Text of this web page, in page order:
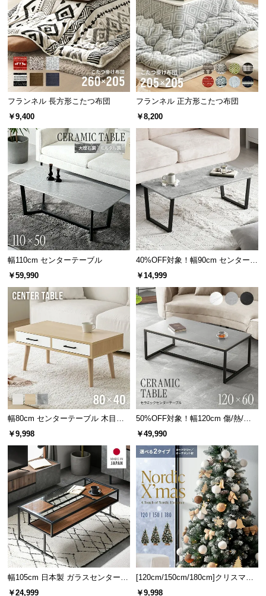
企
業
情
報
o.,
フランネル 長方形こたつ布団
￥9,400
フランネル 正方形こたつ布団
￥8,200
幅110cm センターテーブル
￥59,990
40%OFF対象！幅90cm センターテ
ーブル 大理石/モルタル調 スクエ
￥14,999
幅80cm センターテーブル 木目調/
モルタル調 収納付き テーパードレ
￥9,998
50%OFF対象！幅120cm 傷/熱/汚
れに強い セラミック製センターテ
熱
￥49,990
幅105cm 日本製 ガラスセンターテ
ーブル
￥24,999
[120cm/150cm/180cm]クリスマス
ツリー オーナメント付
￥9,998